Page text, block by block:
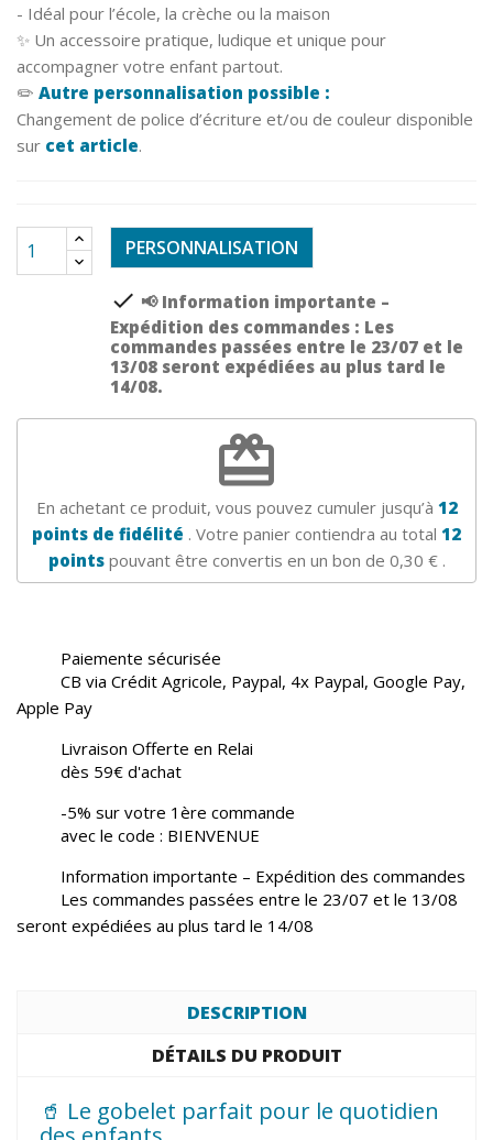
- Idéal pour l’école, la crèche ou la maison
✨ Un accessoire pratique, ludique et unique pour
accompagner votre enfant partout.
✏️ Autre personnalisation possible :
Changement de police d’écriture et/ou de couleur disponible
sur cet article.
PERSONNALISATION
check 📢 Information importante –
Expédition des commandes : Les
commandes passées entre le 23/07 et le
13/08 seront expédiées au plus tard le
14/08.
redeem
En achetant ce produit, vous pouvez cumuler jusqu’à 12
points de fidélité . Votre panier contiendra au total 12
pointspouvant être convertis en un bon de 0,30 €.
Paiemente sécurisée
CB via Crédit Agricole, Paypal, 4x Paypal, Google Pay,
Apple Pay
Livraison Offerte en Relai
dès 59€ d'achat
-5% sur votre 1ère commande
avec le code : BIENVENUE
Information importante – Expédition des commandes
Les commandes passées entre le 23/07 et le 13/08
seront expédiées au plus tard le 14/08
DESCRIPTION
DÉTAILS DU PRODUIT
🥤 Le gobelet parfait pour le quotidien